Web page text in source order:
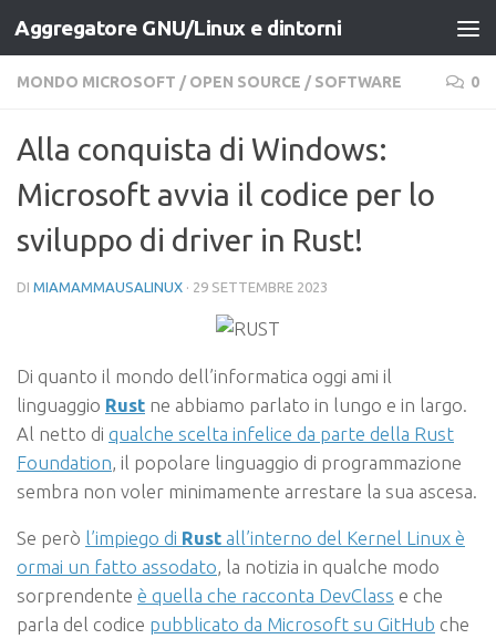
Salta al contenuto
Aggregatore GNU/Linux e dintorni
MONDO MICROSOFT / OPEN SOURCE / SOFTWARE 0
Alla conquista di Windows:
Microsoft avvia il codice per lo
sviluppo di driver in Rust!
DI MIAMAMMAUSALINUX · 29 SETTEMBRE 2023
Di quanto il mondo dell’informatica oggi ami il
linguaggio Rust ne abbiamo parlato in lungo e in largo.
Al netto di qualche scelta infelice da parte della Rust
Foundation , il popolare linguaggio di programmazione
sembra non voler minimamente arrestare la sua ascesa.
Se però l’impiego di Rust all’interno del Kernel Linux è
ormai un fatto assodato, la notizia in qualche modo
sorprendente è quella che racconta DevClass e che
parla del codice pubblicato da Microsoft su GitHub che